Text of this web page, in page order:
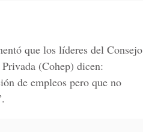
que los líderes del Consejo
(Cohep) dicen:
de empleos pero que no